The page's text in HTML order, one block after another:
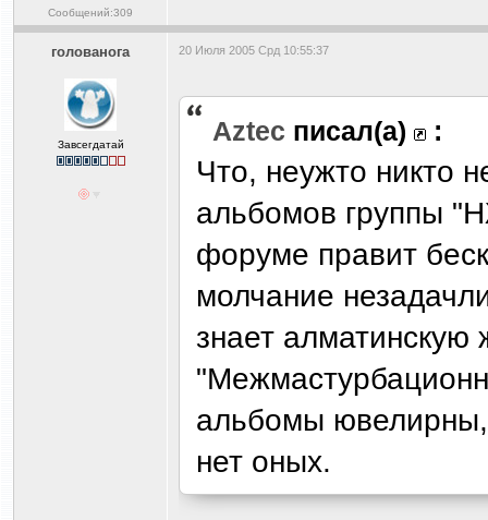
Сообщений:309
голованога
Завсегдатай
20 Июля 2005 Срд 10:55:37
Aztec писал(а) :
Что, неужто никто
альбомов группы
форуме правит
молчание
знает алматинскую
альбомы ювелирны,
нет оных.